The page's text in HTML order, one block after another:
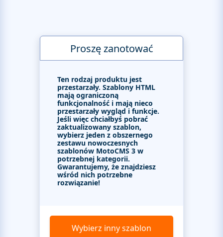
Proszę zanotować
Ten rodzaj produktu jest
przestarzały. Szablony HTML
mają ograniczoną
funkcjonalność i mają nieco
przestarzały wygląd i funkcje.
Jeśli więc chciałbyś pobrać
zaktualizowany szablon,
wybierz jeden z obszernego
zestawu nowoczesnych
szablonów MotoCMS 3 w
potrzebnej kategorii.
Gwarantujemy, że znajdziesz
wśród nich potrzebne
rozwiązanie!
Wybierz inny szablon